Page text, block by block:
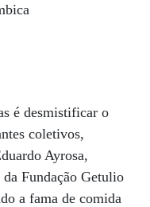
é desmistificar o
coletivos,
Ayrosa,
Fundação Getulio
a fama de comida